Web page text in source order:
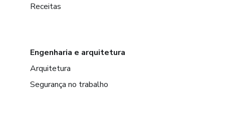
Receitas
Engenharia e arquitetura
Arquitetura
Segurança no trabalho